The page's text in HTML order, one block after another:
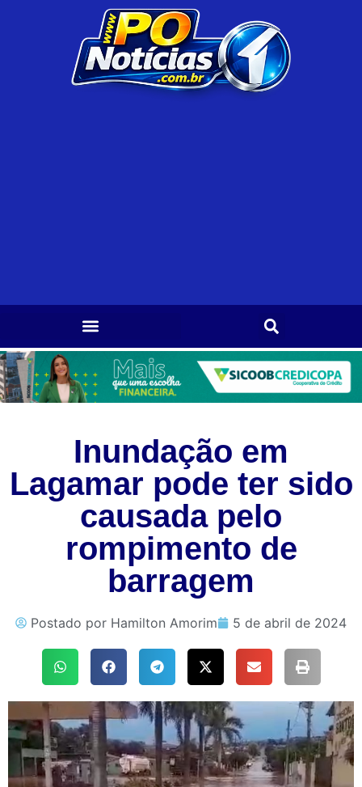
Inundação em
Lagamar pode ter sido
causada pelo
rompimento de
barragem
Postado por Hamilton Amorim 5 de abril de 2024